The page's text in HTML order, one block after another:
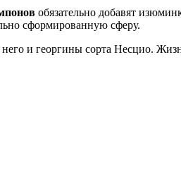
обязательно добавят
сформированную сферу.
него и георгины сорта Несцио.